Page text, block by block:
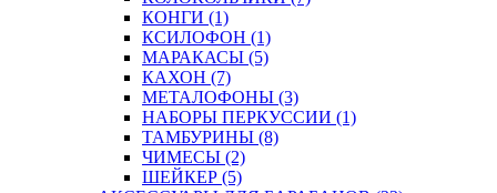
КОНГИ (1)
КСИЛОФОН (1)
МАРАКАСЫ (5)
КАХОН (7)
МЕТАЛОФОНЫ (3)
НАБОРЫ ПЕРКУССИИ (1)
ТАМБУРИНЫ (8)
ЧИМЕСЫ (2)
ШЕЙКЕР (5)